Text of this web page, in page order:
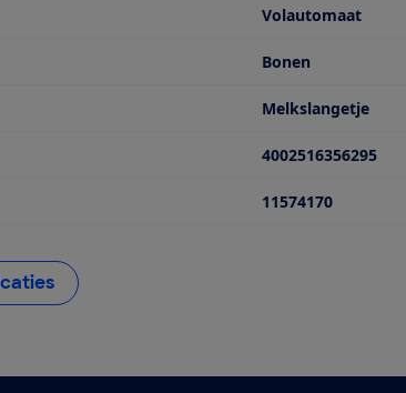
Volautomaat
voor Type koffie Bonen
Melkslangetje
voor EAN 4002516356295
voor Modelcode 11574170